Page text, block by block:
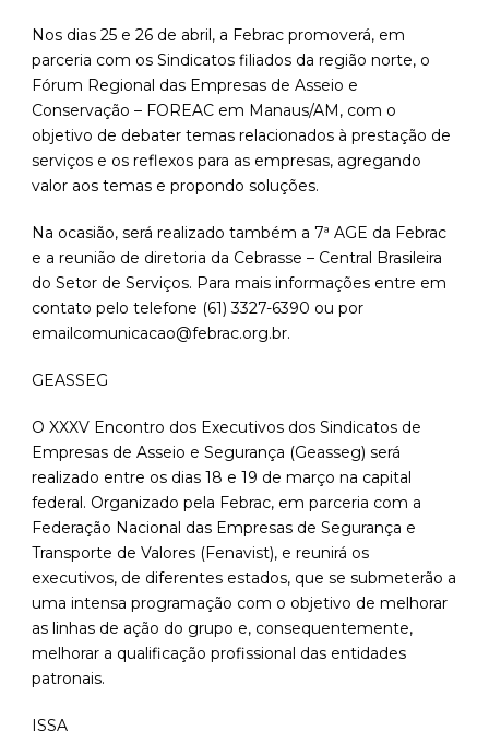
Nos dias 25 e 26 de abril, a Febrac promoverá, em
parceria com os Sindicatos filiados da região norte, o
Fórum Regional das Empresas de Asseio e
Conservação – FOREAC em Manaus/AM, com o
objetivo de debater temas relacionados à prestação de
serviços e os reflexos para as empresas, agregando
valor aos temas e propondo soluções.
Na ocasião, será realizado também a 7ª AGE da Febrac
e a reunião de diretoria da Cebrasse – Central Brasileira
do Setor de Serviços. Para mais informações entre em
contato pelo telefone (61) 3327-6390 ou por
emailcomunicacao@febrac.org.br.
GEASSEG
O XXXV Encontro dos Executivos dos Sindicatos de
Empresas de Asseio e Segurança (Geasseg) será
realizado entre os dias 18 e 19 de março na capital
federal. Organizado pela Febrac, em parceria com a
Federação Nacional das Empresas de Segurança e
Transporte de Valores (Fenavist), e reunirá os
executivos, de diferentes estados, que se submeterão a
uma intensa programação com o objetivo de melhorar
as linhas de ação do grupo e, consequentemente,
melhorar a qualificação profissional das entidades
patronais.
ISSA